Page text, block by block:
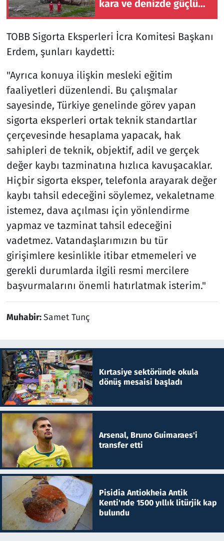
kara ve denizde güçlü
TOBB Sigorta Eksperleri İcra Komitesi Başkanı
Erdem, şunları kaydetti:
"Ayrıca konuya ilişkin mesleki eğitim
faaliyetleri düzenlendi. Bu çalışmalar
sayesinde, Türkiye genelinde görev yapan
sigorta eksperleri ortak teknik standartlar
çerçevesinde hesaplama yapacak, hak
sahipleri de teknik, objektif, adil ve gerçek
değer kaybı tazminatına hızlıca kavuşacaklar.
Hiçbir sigorta eksper, telefonla arayarak değer
kaybı tahsil edeceğini söylemez, vekaletname
istemez, dava açılması için yönlendirme
yapmaz ve tazminat tahsil edeceğini
vadetmez. Vatandaşlarımızın bu tür
girişimlere kesinlikle itibar etmemeleri ve
gerekli durumlarda ilgili resmi mercilere
başvurmalarını önemli hatırlatmak isterim."
Muhabir:Samet Tunç
Kırtasiye sektöründe okula
dönüş mesaisi başladı
Arsenal, Bruno Guimaraes'i
transfer etti
Pisidia Antiokheia Antik
Kenti'nde 1500 yıllık litürjik kap
bulundu